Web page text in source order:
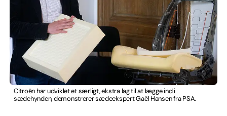
Citroën har udviklet et særligt, ekstra lag til at lægge ind i
sædehynden, demonstrerer sædeekspert Gaël Hansen fra PSA.